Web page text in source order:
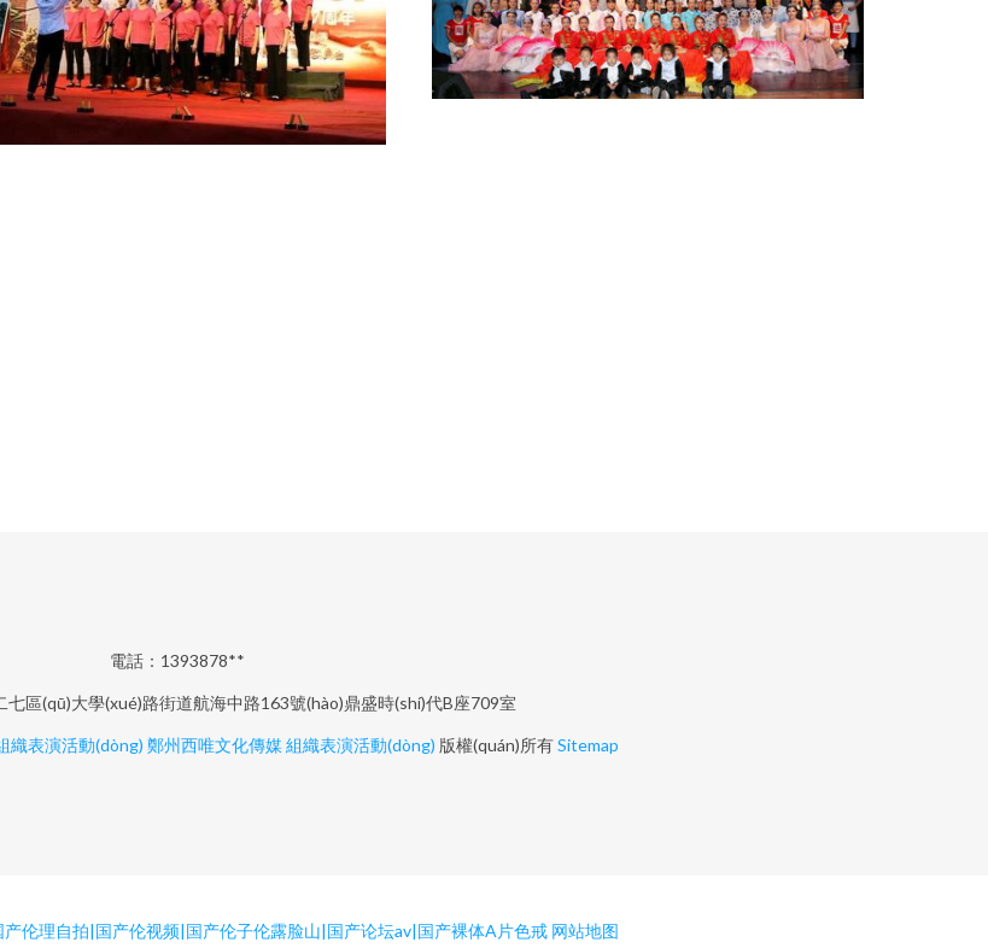
電話：1393878**
區(qū)大學(xué)路街道航海中路163號(hào)鼎盛時(shí)代B座709室
織表演活動(dòng) 鄭州西唯文化傳媒組織表演活動(dòng) 版權(quán)所有Sitemap
伦理自拍|国产伦视频|国产伦子伦露脸山|国产论坛av|国产裸体A片色戒 网站地图